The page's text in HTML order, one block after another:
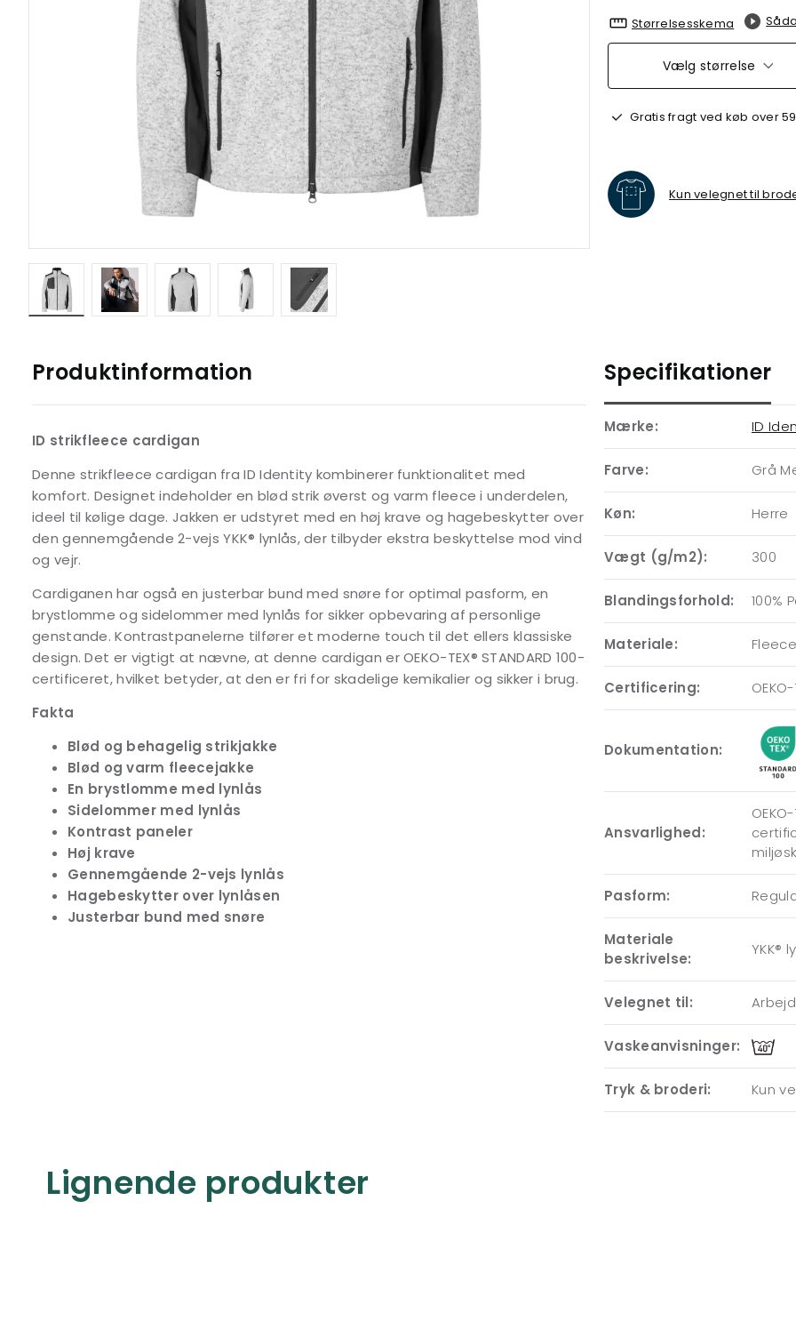
Størrelsesskema
Vælg størrelse
Gratis fragt ved køb over
Kun velegnet til
Produktinformation
ID strikfleece cardigan
Denne strikfleece cardigan fra ID Identity kombinerer funktionalitet med
komfort. Designet indeholder en blød strik øverst og varm fleece i underdelen,
ideel til kølige dage. Jakken er udstyret med en høj krave og hagebeskytter over
den gennemgående 2-vejs YKK® lynlås, der tilbyder ekstra beskyttelse mod vind
og vejr.
Cardiganen har også en justerbar bund med snøre for optimal pasform, en
brystlomme og sidelommer med lynlås for sikker opbevaring af personlige
genstande. Kontrastpanelerne tilfører et moderne touch til det ellers klassiske
design. Det er vigtigt at nævne, at denne cardigan er OEKO-TEX® STANDARD 100-
certificeret, hvilket betyder, at den er fri for skadelige kemikalier og sikker i brug.
Fakta
Blød og behagelig strikjakke
Blød og varm fleecejakke
En brystlomme med lynlås
Sidelommer med lynlås
Kontrast paneler
Høj krave
Gennemgående 2-vejs lynlås
Hagebeskytter over lynlåsen
Justerbar bund med snøre
Specifikationer
Mærke: ID
Farve: Grå
Køn: Herre
Vægt (g/m2): 300
Blandingsforhold: 100%
Materiale:
Certificering:
Dokumentation:
Ansvarlighed:
Pasform:
Materiale
beskrivelse:
YKK®
Velegnet til:
Vaskeanvisninger:
Tryk & broderi: Kun
Lignende produkter